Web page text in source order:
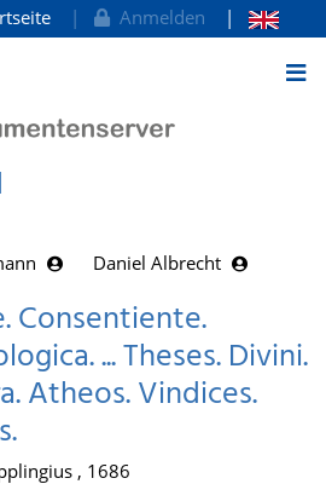
Anmelden
Daniel Albrecht
Consentiente.
... Theses. Divini.
Atheos. Vindices.
, 1686